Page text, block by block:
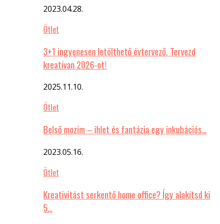
2023.04.28.
Ötlet
3+1 ingyenesen letölthető évtervező. Tervezd
kreatívan 2026-ot!
2025.11.10.
Ötlet
Belső mozim – ihlet és fantázia egy inkubációs…
2023.05.16.
Ötlet
Kreativitást serkentő home office? Így alakítsd ki
5…